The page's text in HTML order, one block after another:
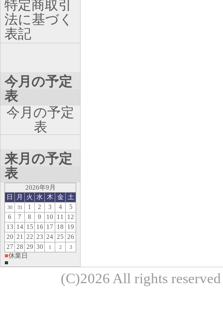
特定商取引
法に基づく
表記
今月の予定
表
今月の予定
表
来月の予定
表
2026年9月
日
月 火 水 木 金 土
30 31 1 2 3 4
5
6
7 8 9 10 11
12
13 14 15 16 17 18 19
20 21 22 23 24 25 26
27 28 29 30 1 2 3
■休業日
■
(C)2026 All rights